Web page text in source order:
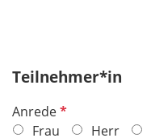
Teilnehmer*in
AnredeP
f
Frau Herr